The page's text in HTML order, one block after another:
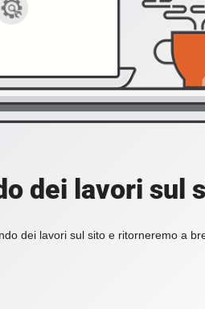
dei lavori sul
dei lavori sul sito e ritorneremo a